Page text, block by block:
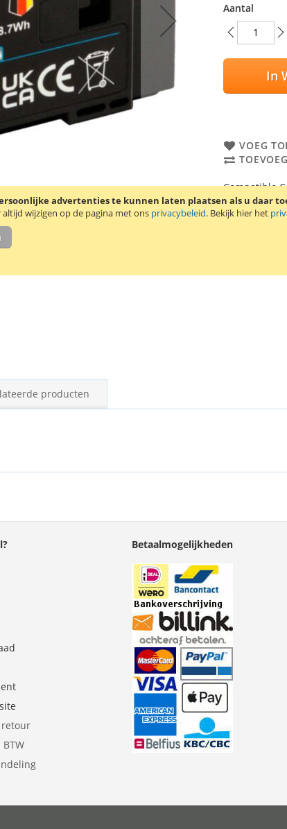
advertenties te kunnen laten plaatsen als u daar
wijzigen op de pagina met ons privacybeleid. Bekijk hier het
Aantal
In
VOEG
Compatible
accu is
18,7 Wh.
producten
retour
Betaalmogelijkheden